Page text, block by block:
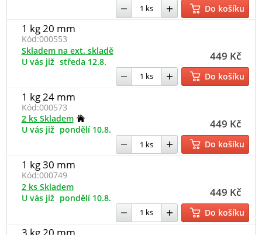
Do košíku
1 kg 20 mm
Kód:000553
449 Kč
Skladem na ext. skladě
U vás již středa 12.8.
Do košíku
1 kg 24 mm
Kód:000573
449 Kč
2 ks Skladem
U vás již pondělí 10.8.
Do košíku
1 kg 30 mm
Kód:000749
449 Kč
2 ks Skladem
U vás již pondělí 10.8.
Do košíku